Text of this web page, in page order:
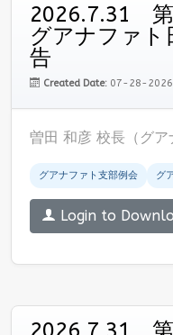
2026.7.31
グアナファト
告
Created Date: 07-28-2026
曽田 和彦 校長（グア
グアナファト支部例会 グ
Login to